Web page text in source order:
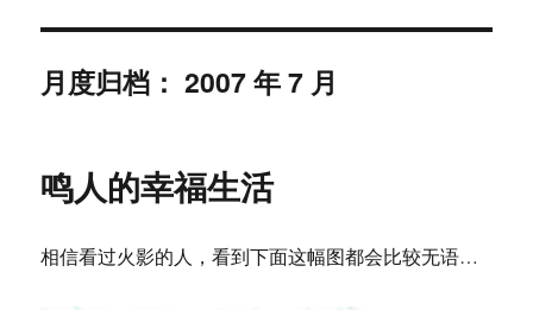
月度归档：2007 年 7 月
鸣人的幸福生活
相信看过火影的人，看到下面这幅图都会比较无语…